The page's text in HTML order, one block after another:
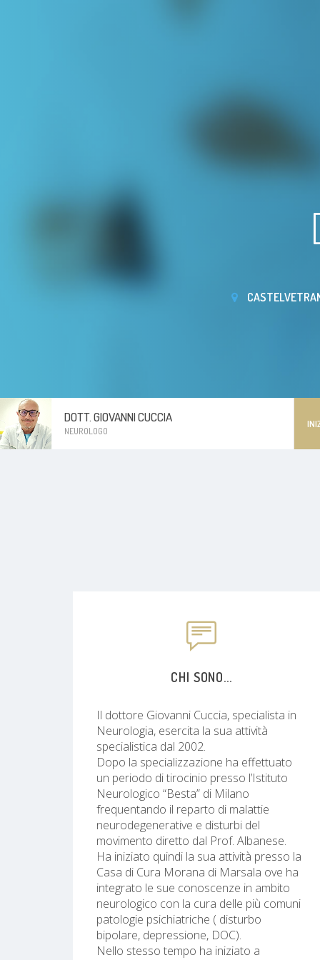
DOTT. GIOVANNI CUCCIA
NEUROLOGO
CHI SONO...
Il dottore Giovanni Cuccia, specialista in
Neurologia, esercita la sua attività
specialistica dal 2002.
Dopo la specializzazione ha effettuato
un periodo di tirocinio presso l’Istituto
Neurologico “Besta” di Milano
frequentando il reparto di malattie
neurodegenerative e disturbi del
movimento diretto dal Prof. Albanese.
Ha iniziato quindi la sua attività presso la
Casa di Cura Morana di Marsala ove ha
integrato le sue conoscenze in ambito
neurologico con la cura delle più comuni
patologie psichiatriche ( disturbo
bipolare, depressione, DOC).
Nello stesso tempo ha iniziato a